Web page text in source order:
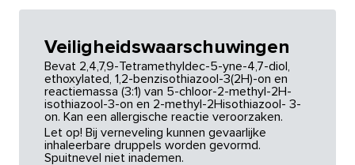
Veiligheidswaarschuwingen
Bevat 2,4,7,9-Tetramethyldec-5-yne-4,7-diol,
ethoxylated, 1,2-benzisothiazool-3(2H)-on en
reactiemassa (3:1) van 5-chloor-2-methyl-2H-
isothiazool-3-on en 2-methyl-2Hisothiazool- 3-
on. Kan een allergische reactie veroorzaken.
Let op! Bij verneveling kunnen gevaarlijke
inhaleerbare druppels worden gevormd.
Spuitnevel niet inademen.